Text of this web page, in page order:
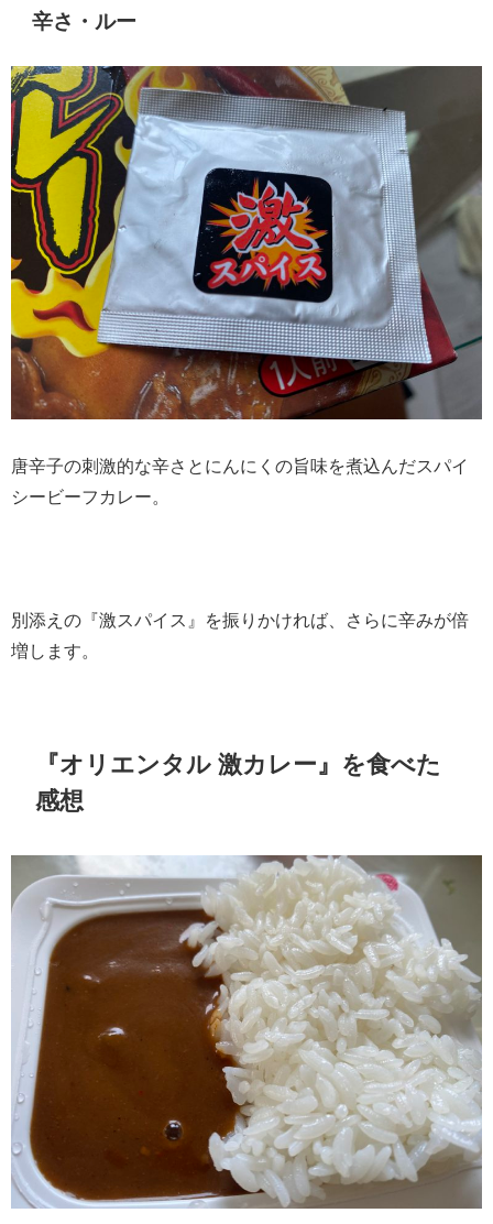
辛さ・ルー
唐辛子の刺激的な辛さとにんにくの旨味を煮込んだスパイ
シービーフカレー。
別添えの『激スパイス』を振りかければ、さらに辛みが倍
増します。
『オリエンタル 激カレー』を食べた
感想